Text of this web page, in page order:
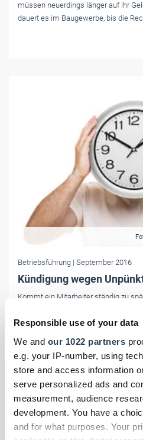
Responsible use of your data
We and our 1022 partners
e.g. your IP-number, using
store and access information
serve personalized ads and
measurement, audience
development. You have a
and for what purposes. Your
müssen neuerdings länger auf ihr
dauert es im Baugewerbe, bis die
Betriebsführung | September 2016
Kündigung wegen
Kommt ein Mitarbeiter ständig zu
aber Grenzen.